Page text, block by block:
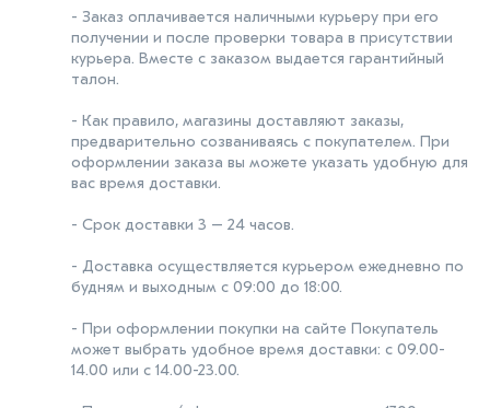
- Заказ оплачивается наличными курьеру при его
получении и после проверки товара в присутствии
курьера. Вместе с заказом выдается гарантийный
талон.
- Как правило, магазины доставляют заказы,
предварительно созваниваясь с покупателем. При
оформлении заказа вы можете указать удобную для
вас время доставки.
- Срок доставки 3 – 24 часов.
- Доставка осуществляется курьером ежедневно по
будням и выходным с 09:00 до 18:00.
- При оформлении покупки на сайте Покупатель
может выбрать удобное время доставки: с 09.00-
14.00 или с 14.00-23.00.